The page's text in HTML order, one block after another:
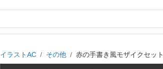
イラストAC その他 赤の手書き風モザイクセット